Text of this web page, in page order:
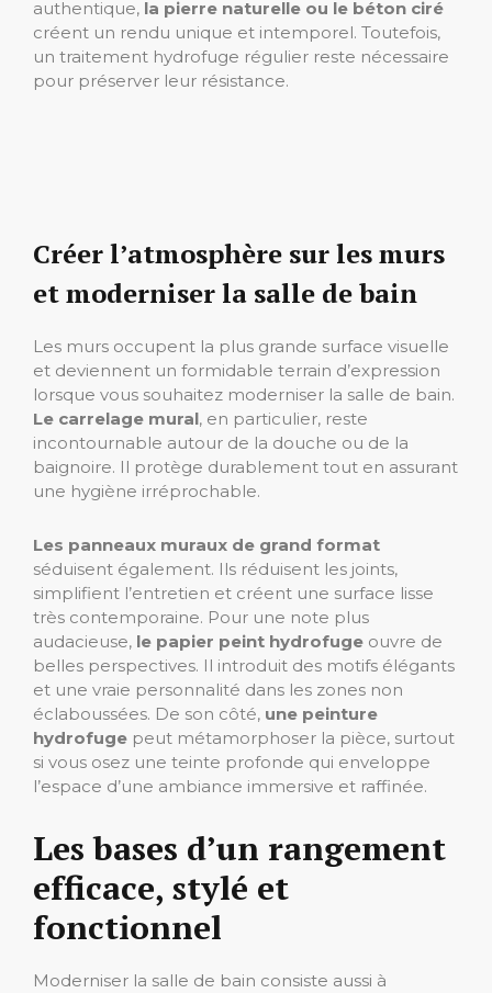
authentique, la pierre naturelle ou le béton ciré
créent un rendu unique et intemporel. Toutefois,
un traitement hydrofuge régulier reste nécessaire
pour préserver leur résistance.
Créer l’atmosphère sur les murs
et moderniser la salle de bain
Les murs occupent la plus grande surface visuelle
et deviennent un formidable terrain d’expression
lorsque vous souhaitez moderniser la salle de bain.
Le carrelage mural, en particulier, reste
incontournable autour de la douche ou de la
baignoire. Il protège durablement tout en assurant
une hygiène irréprochable.
Les panneaux muraux de grand format
séduisent également. Ils réduisent les joints,
simplifient l’entretien et créent une surface lisse
très contemporaine. Pour une note plus
audacieuse, le papier peint hydrofuge ouvre de
belles perspectives. Il introduit des motifs élégants
et une vraie personnalité dans les zones non
éclaboussées. De son côté, une peinture
hydrofuge peut métamorphoser la pièce, surtout
si vous osez une teinte profonde qui enveloppe
l’espace d’une ambiance immersive et raffinée.
Les bases d’un rangement
efficace, stylé et
fonctionnel
Moderniser la salle de bain consiste aussi à